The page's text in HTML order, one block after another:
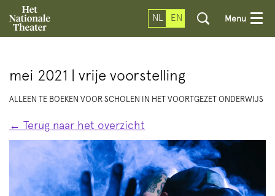
NL EN Menu
mei 2021 | vrije voorstelling
ALLEEN TE BOEKEN VOOR SCHOLEN IN HET VOORTGEZET ONDERWIJS
← Terug naar het overzicht